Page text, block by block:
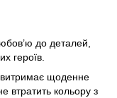
до деталей,
героїв.
витримає щоденне
втратить кольору з